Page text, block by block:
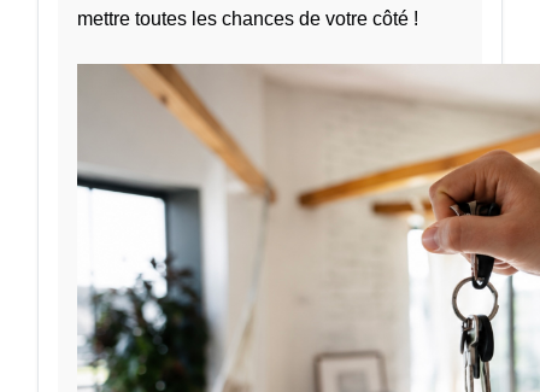
mettre toutes les chances de votre côté !